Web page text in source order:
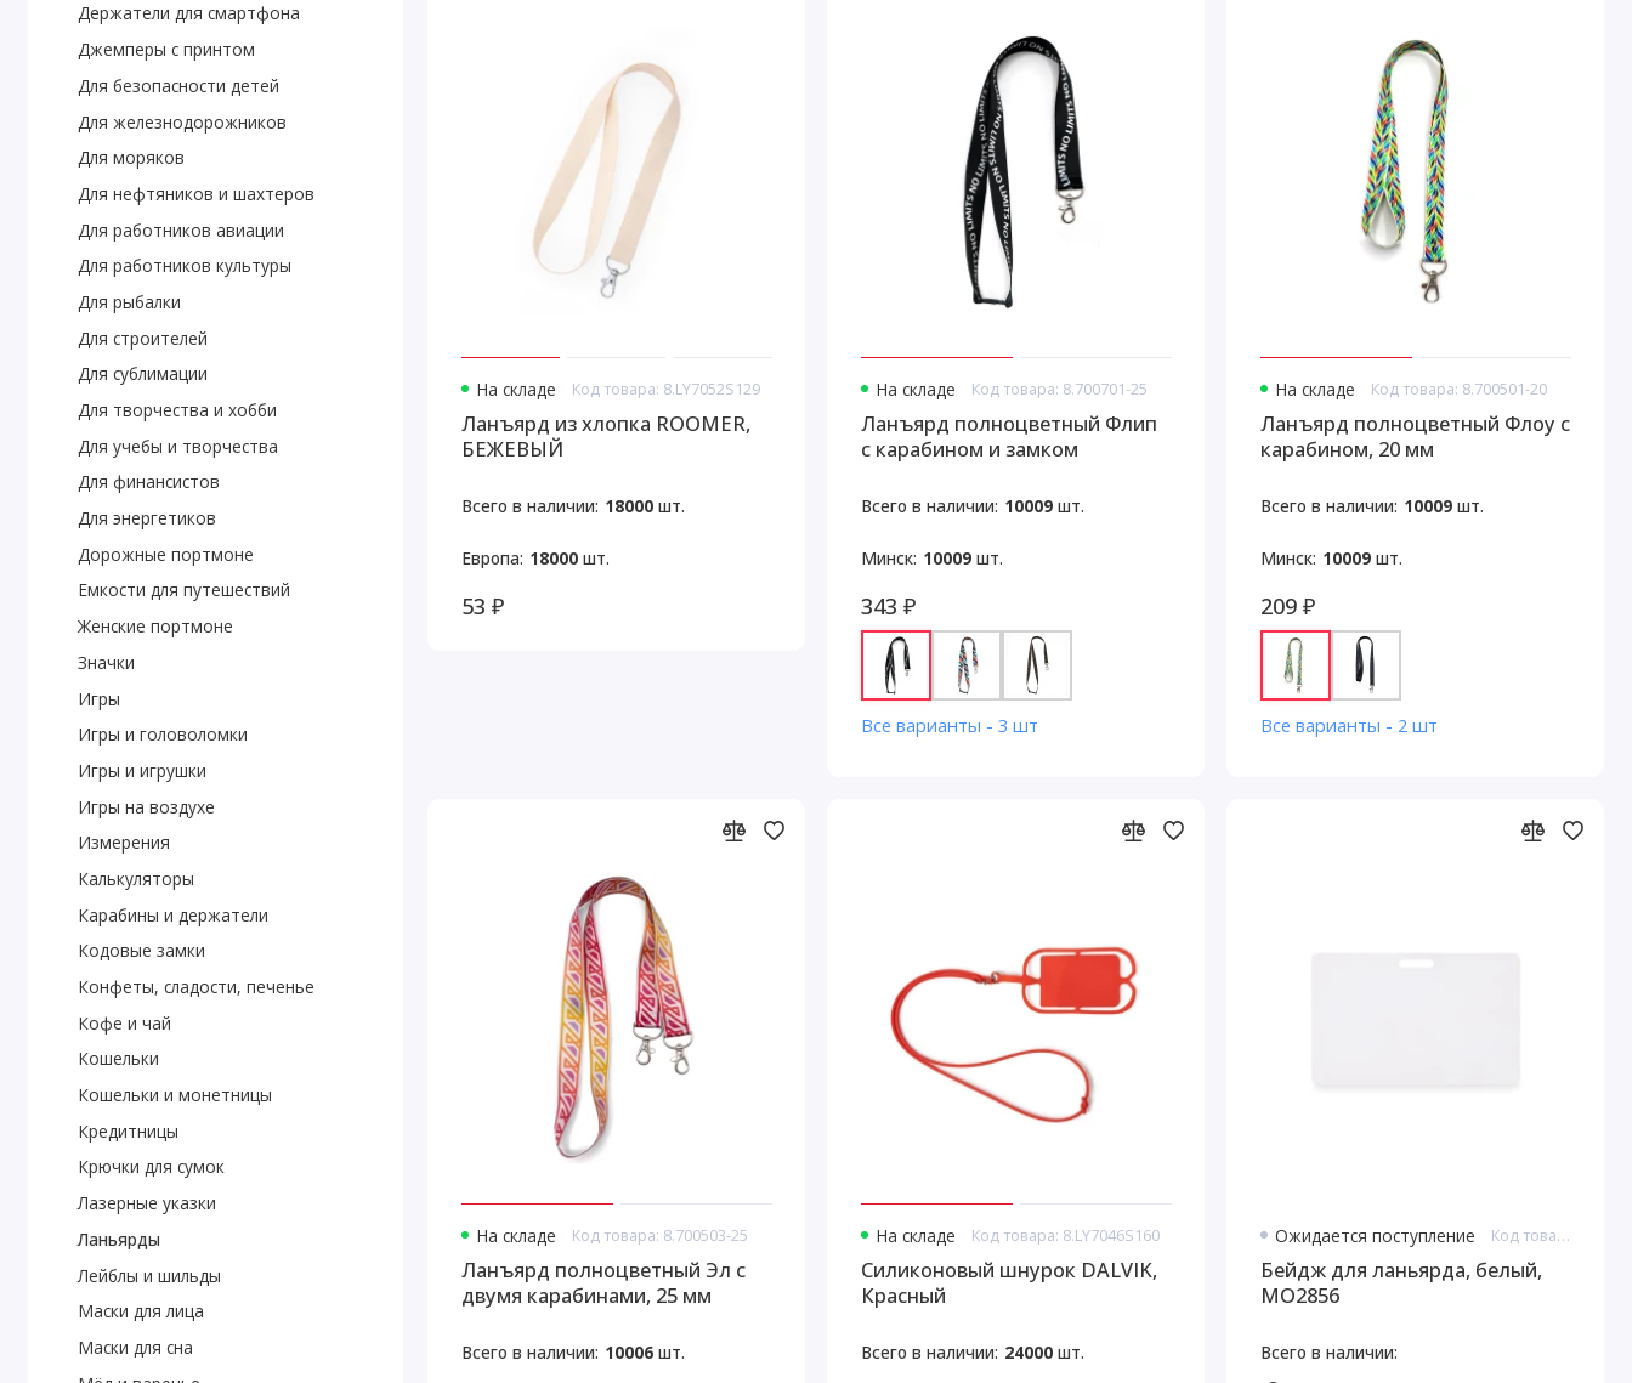
Держатели для смартфона
Джемперы с принтом
Для безопасности детей
Для железнодорожников
Для моряков
Для нефтяников и шахтеров
Для работников авиации
Для работников культуры
Для рыбалки
Для строителей
Для сублимации
Для творчества и хобби
Для учебы и творчества
Для финансистов
Для энергетиков
Дорожные портмоне
Емкости для путешествий
Женские портмоне
Значки
Игры
Игры и головоломки
Игры и игрушки
Игры на воздухе
Измерения
Калькуляторы
Карабины и держатели
Кодовые замки
Конфеты, сладости, печенье
Кофе и чай
Кошельки
Кошельки и монетницы
Кредитницы
Крючки для сумок
Лазерные указки
Ланьярды
Лейблы и шильды
Маски для лица
Маски для сна
На складе Код товара: 8.LY7052S129
Ланъярд из хлопка ROOMER,
БЕЖЕВЫЙ
Всего в наличии: 18000шт.
Европа: 18000шт.
53 ₽
На складе Код товара: 8.700701-25
Ланъярд полноцветный Флип
с карабином и замком
Всего в наличии: 10009шт.
Минск: 10009шт.
343 ₽
Все варианты - 3 шт
На складе Код товара: 8.700501-20
Ланъярд полноцветный Флоу с
карабином, 20 мм
Всего в наличии: 10009шт.
Минск: 10009шт.
209 ₽
Все варианты - 2 шт
На складе Код товара: 8.700503-25
Ланъярд полноцветный Эл с
двумя карабинами, 25 мм
Всего в наличии: 10006шт.
На складе Код товара: 8.LY7046S160
Силиконовый шнурок DALVIK,
Красный
Всего в наличии: 24000шт.
Ожидается поступление Код товара: 5.MO2856
Бейдж для ланьярда, белый,
MO2856
Всего в наличии: